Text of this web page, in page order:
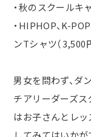
・秋のスクールキ
・ HIPHOP、K-POP
ンTシャツ（3,500
男女を問わず、ダ
チアリーダーズス
はお子さんとレ